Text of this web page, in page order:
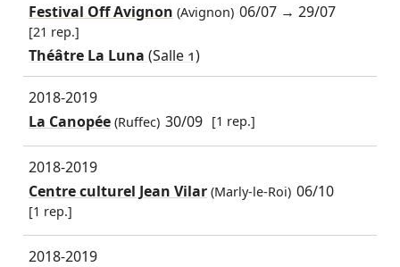
Festival Off Avignon (Avignon) 06/07 →29/07
[21 rep.]
Théâtre La Luna (Salle 1)
2018-2019
La Canopée(Ruffec) 30/09 [1 rep.]
2018-2019
Centre culturel Jean Vilar(Marly-le-Roi) 06/10
[1 rep.]
2018-2019